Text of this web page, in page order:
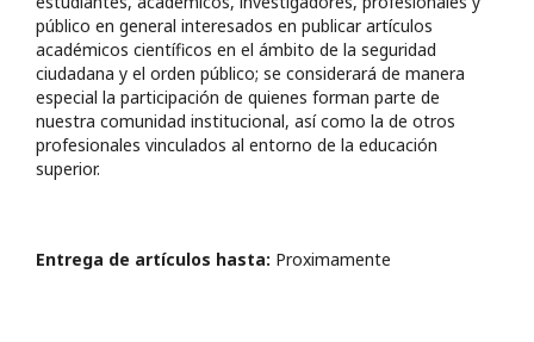
público en general interesados en publicar artículos
académicos científicos en el ámbito de la seguridad
ciudadana y el orden público; se considerará de manera
especial la participación de quienes forman parte de
nuestra comunidad institucional, así como la de otros
profesionales vinculados al entorno de la educación
superior.
Entrega de artículos hasta: Proximamente